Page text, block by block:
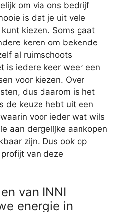
om via ons bedrijf
is dat je uit vele
kiezen. Soms gaat
keren om bekende
al ruimschoots
is iedere keer weer een
voor kiezen. Over
dus daarom is het
de keuze hebt uit een
voor ieder wat wils
aan dergelijke aankopen
zijn. Dus ook op
van deze
van INNI
energie in